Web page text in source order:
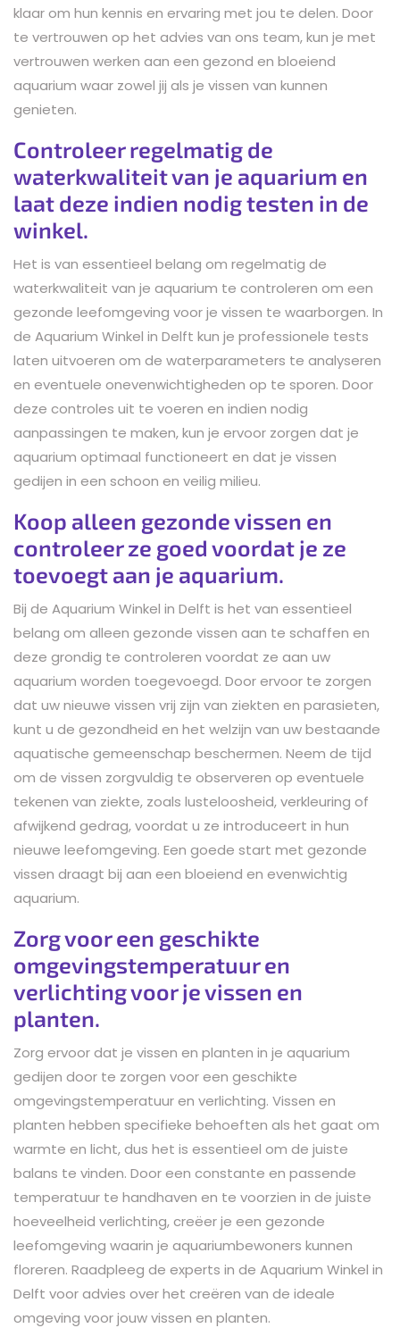
klaar om hun kennis en ervaring met jou te delen. Door
te vertrouwen op het advies van ons team, kun je met
vertrouwen werken aan een gezond en bloeiend
aquarium waar zowel jij als je vissen van kunnen
genieten.
Controleer regelmatig de
waterkwaliteit van je aquarium en
laat deze indien nodig testen in de
winkel.
Het is van essentieel belang om regelmatig de
waterkwaliteit van je aquarium te controleren om een
gezonde leefomgeving voor je vissen te waarborgen. In
de Aquarium Winkel in Delft kun je professionele tests
laten uitvoeren om de waterparameters te analyseren
en eventuele onevenwichtigheden op te sporen. Door
deze controles uit te voeren en indien nodig
aanpassingen te maken, kun je ervoor zorgen dat je
aquarium optimaal functioneert en dat je vissen
gedijen in een schoon en veilig milieu.
Koop alleen gezonde vissen en
controleer ze goed voordat je ze
toevoegt aan je aquarium.
Bij de Aquarium Winkel in Delft is het van essentieel
belang om alleen gezonde vissen aan te schaffen en
deze grondig te controleren voordat ze aan uw
aquarium worden toegevoegd. Door ervoor te zorgen
dat uw nieuwe vissen vrij zijn van ziekten en parasieten,
kunt u de gezondheid en het welzijn van uw bestaande
aquatische gemeenschap beschermen. Neem de tijd
om de vissen zorgvuldig te observeren op eventuele
tekenen van ziekte, zoals lusteloosheid, verkleuring of
afwijkend gedrag, voordat u ze introduceert in hun
nieuwe leefomgeving. Een goede start met gezonde
vissen draagt bij aan een bloeiend en evenwichtig
aquarium.
Zorg voor een geschikte
omgevingstemperatuur en
verlichting voor je vissen en
planten.
Zorg ervoor dat je vissen en planten in je aquarium
gedijen door te zorgen voor een geschikte
omgevingstemperatuur en verlichting. Vissen en
planten hebben specifieke behoeften als het gaat om
warmte en licht, dus het is essentieel om de juiste
balans te vinden. Door een constante en passende
temperatuur te handhaven en te voorzien in de juiste
hoeveelheid verlichting, creëer je een gezonde
leefomgeving waarin je aquariumbewoners kunnen
floreren. Raadpleeg de experts in de Aquarium Winkel in
Delft voor advies over het creëren van de ideale
omgeving voor jouw vissen en planten.